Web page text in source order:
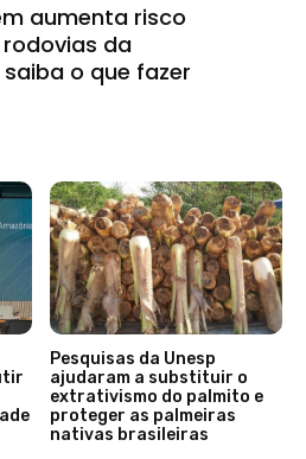
aumenta risco
da
o que fazer
Pesquisas da Unesp
ajudaram a substituir o
extrativismo do palmito e
proteger as palmeiras
nativas brasileiras